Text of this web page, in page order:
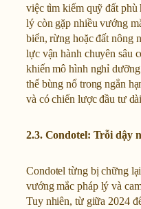
việc tìm kiếm quỹ đất phù
lý còn gặp nhiều vướng
biển, rừng hoặc đất nông
lực vận hành chuyên sâu
khiến mô hình nghỉ
thể bùng nổ trong ngắn
và có chiến lược đầu tư
2.3. Condotel: Trỗi dậy
Condotel từng bị chững
vướng mắc pháp lý và
Tuy nhiên, từ giữa 2024